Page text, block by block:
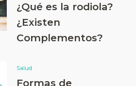
¿Qué es la rodiola?
¿Existen
Complementos?
Salud
Formas de